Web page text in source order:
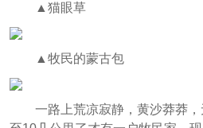
▲猫眼草
▲牧民的蒙古包
一路上荒凉寂静，黄沙莽莽